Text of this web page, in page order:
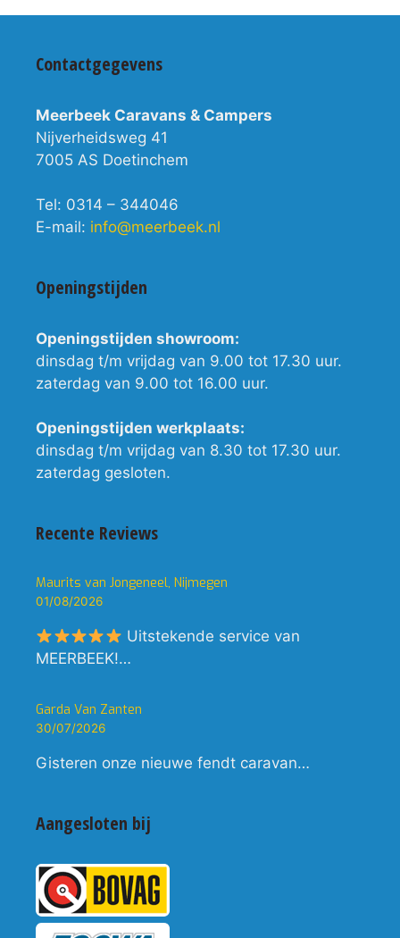
Contactgegevens
Meerbeek Caravans & Campers
Nijverheidsweg 41
7005 AS Doetinchem
Tel: 0314 – 344046
E-mail: info@meerbeek.nl
Openingstijden
Openingstijden showroom:
dinsdag t/m vrijdag van 9.00 tot 17.30 uur.
zaterdag van 9.00 tot 16.00 uur.
Openingstijden werkplaats:
dinsdag t/m vrijdag van 8.30 tot 17.30 uur.
zaterdag gesloten.
Recente Reviews
Maurits van Jongeneel, Nijmegen
01/08/2026
Uitstekende service van
MEERBEEK!…
Garda Van Zanten
30/07/2026
Gisteren onze nieuwe fendt caravan…
Aangesloten bij